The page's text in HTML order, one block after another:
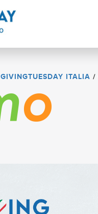
GIVINGTUESDAY ITALIA /